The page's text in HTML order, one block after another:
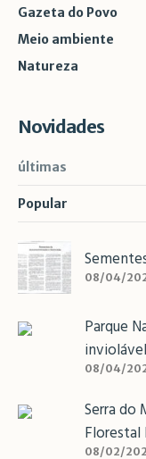
Gazeta do Povo
Meio ambiente
Natureza
Novidades
últimas
Popular
08/04/
Parque
inviolável
08/04/
Serra do
Florestal
08/02/